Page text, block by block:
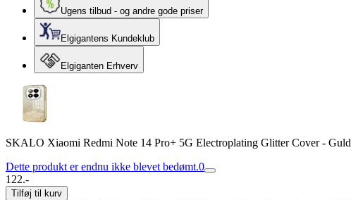
Ugens tilbud - og andre gode priser
Elgigantens Kundeklub
Elgiganten Erhverv
SKALO Xiaomi Redmi Note 14 Pro+ 5G Electroplating Glitter Cover - Guld
Dette produkt er endnu ikke blevet bedømt.0
122.-
Tilføj til kurv